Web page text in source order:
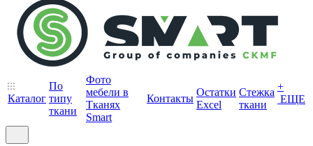
Каталог
По
типу
ткани
Фото
мебели в
Тканях
Smart
Контакты
Остатки
Excel
Стежка
ткани
+
ЕЩЕ